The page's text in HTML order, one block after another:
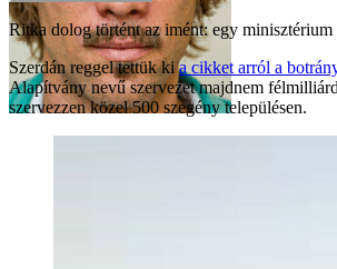
Ritka dolog történt az imént: egy
Szerdán reggel tettük kia cikket arról a
Alapítvány nevű szervezet majdnem
szervezzen közel 500 szegény településen.